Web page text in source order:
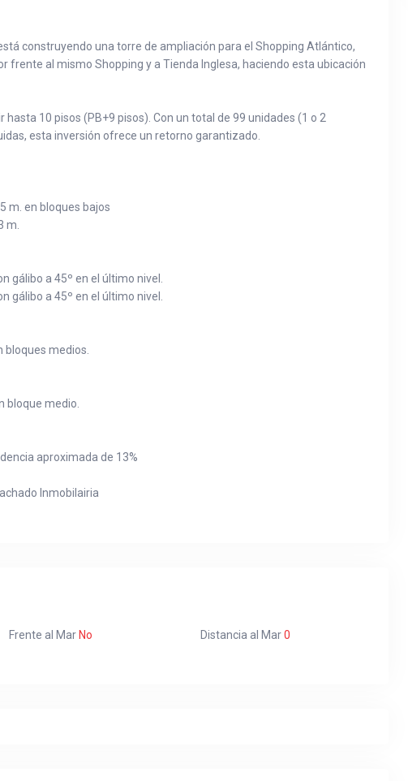
construyendo una torre de ampliación para el Shopping Atlántico,
frente al mismo Shopping y a Tienda Inglesa, haciendo esta ubicación
10 pisos (PB+9 pisos). Con un total de 99 unidades (1 o 2
esta inversión ofrece un retorno garantizado.
m. en bloques bajos
m.
gálibo a 45º en el último nivel.
gálibo a 45º en el último nivel.
bloques medios.
bloque medio.
aproximada de 13%
Inmobilairia
Frente al MarNo Distancia al Mar0